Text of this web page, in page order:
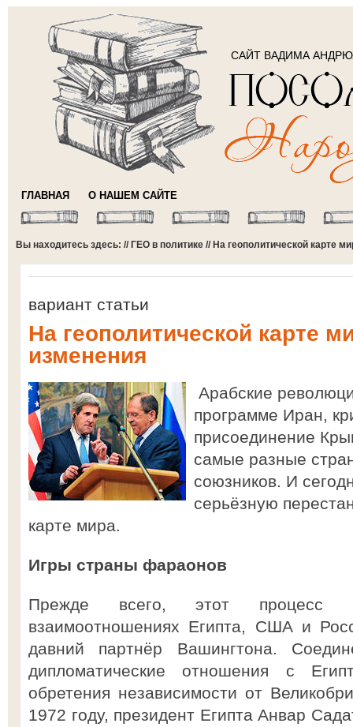
САЙТ ВАДИМА
ГЛАВНАЯ О НАШЕМ САЙТЕ
Вы находитесь здесь: // ГЕО в политике // На геополитической карте
вариант статьи
На геополитической карте
изменения
Арабские
программе Иран,
присоединение
самые разные
союзников. И
серьёзную
карте мира.
Игры страны фараонов
Прежде всего, этот процесс
взаимоотношениях Египта, США и
давний партнёр Вашингтона.
дипломатические отношения с
обретения независимости от
1972 году, президент Египта Анвар